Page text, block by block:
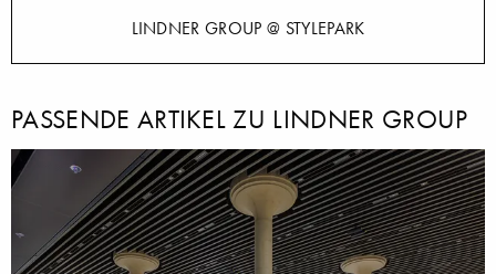
LINDNER GROUP @ STYLEPARK
PASSENDE ARTIKEL ZU LINDNER GROUP